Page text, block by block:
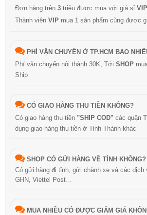
Đơn hàng trên 3 triệu được mua với giá sỉ
Thành viên VIP mua 1 sản phẩm cũng được
PHÍ VẬN CHUYỂN Ở TP.HCM BAO
Phí vận chuyển nội thành 30K, Tới SHOP
Ship
CÓ GIAO HÀNG THU TIỀN KHÔNG?
Có giao hàng thu tiền "SHIP COD" các quận
dụng giao hàng thu tiền ở Tỉnh Thành khác
SHOP CÓ GỬI HÀNG VỀ TỈNH KHÔNG?
Có gửi hàng đi tỉnh, gửi chành xe và các dịch
GHN, Viettel Post…
MUA NHIỀU CÓ ĐƯỢC GIẢM GIÁ